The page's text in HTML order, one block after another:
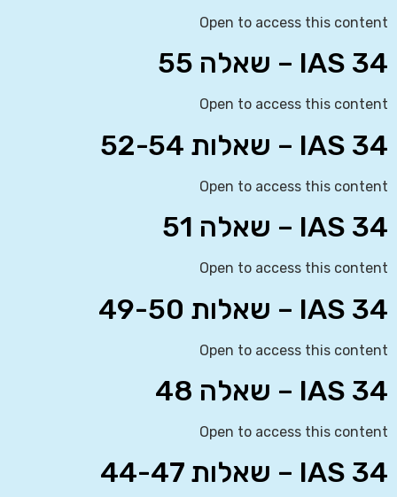
Open to access this content
IAS 34 – שאלה 55
Open to access this content
IAS 34 – שאלות 52-54
Open to access this content
IAS 34 – שאלה 51
Open to access this content
IAS 34 – שאלות 49-50
Open to access this content
IAS 34 – שאלה 48
Open to access this content
IAS 34 – שאלות 44-47